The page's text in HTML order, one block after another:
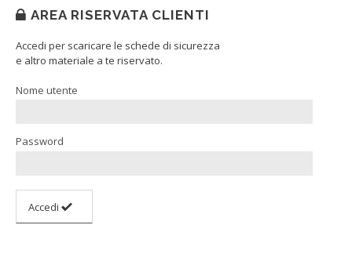
AREA RISERVATA CLIENTI
Accedi per scaricare le schede di sicurezza
e altro materiale a te riservato.
Nome utente
Password
Accedi